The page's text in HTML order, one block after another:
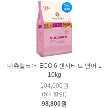
내츄럴코어 ECO 6 센시티브 연어 L
10kg
104,000원
(5%할인)
98,800원